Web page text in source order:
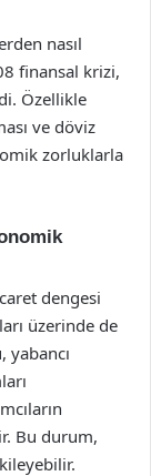
nasıl
finansal krizi,
Özellikle
ve döviz
zorluklarla
dengesi
üzerinde de
yabancı
Bu durum,